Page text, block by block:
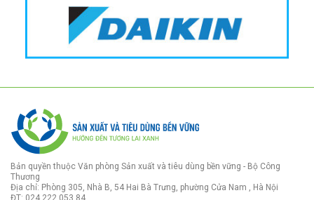
Bản quyền thuộc Văn phòng Sản xuất và tiêu dùng bền vững - Bộ Công
Thương
Địa chỉ: Phòng 305, Nhà B, 54 Hai Bà Trưng, phường Cửa Nam , Hà Nội